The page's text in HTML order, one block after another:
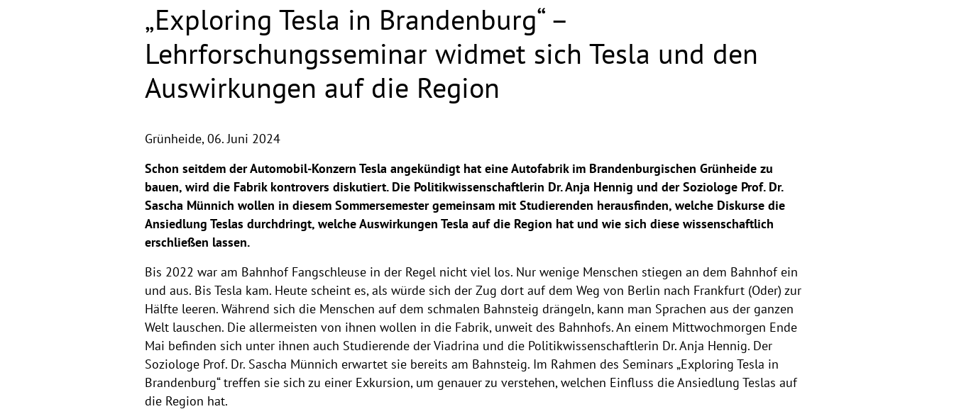
„Exploring Tesla in Brandenburg“ –
Lehrforschungsseminar widmet sich Tesla und den
Auswirkungen auf die Region
Grünheide,06. Juni 2024
Schon seitdem der Automobil-Konzern Tesla angekündigt hat eine Autofabrik im Brandenburgischen Grünheide zu
bauen, wird die Fabrik kontrovers diskutiert. Die Politikwissenschaftlerin Dr. Anja Hennig und der Soziologe Prof. Dr.
Sascha Münnich wollen in diesem Sommersemester gemeinsam mit Studierenden herausfinden, welche Diskurse die
Ansiedlung Teslas durchdringt, welche Auswirkungen Tesla auf die Region hat und wie sich diese wissenschaftlich
erschließen lassen.
Bis 2022 war am Bahnhof Fangschleuse in der Regel nicht viel los. Nur wenige Menschen stiegen an dem Bahnhof ein
und aus. Bis Tesla kam. Heute scheint es, als würde sich der Zug dort auf dem Weg von Berlin nach Frankfurt (Oder) zur
Hälfte leeren. Während sich die Menschen auf dem schmalen Bahnsteig drängeln, kann man Sprachen aus der ganzen
Welt lauschen. Die allermeisten von ihnen wollen in die Fabrik, unweit des Bahnhofs. An einem Mittwochmorgen Ende
Mai befinden sich unter ihnen auch Studierende der Viadrina und die Politikwissenschaftlerin Dr. Anja Hennig. Der
Soziologe Prof. Dr. Sascha Münnich erwartet sie bereits am Bahnsteig. Im Rahmen des Seminars „Exploring Tesla in
Brandenburg“ treffen sie sich zu einer Exkursion, um genauer zu verstehen, welchen Einfluss die Ansiedlung Teslas auf
die Region hat.